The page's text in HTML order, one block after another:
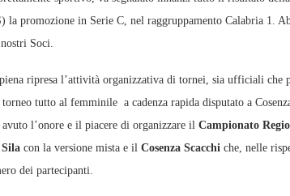
la promozione in Serie C, nel raggruppamento Calabria 1.
Soci.
ripresa l’attività organizzativa di tornei, sia ufficiali che
tutto al femminile a cadenza rapida disputato a
l’onore e il piacere di organizzare il Campionato
con la versione mista e il Cosenza Scacchi che, nelle
dei partecipanti.